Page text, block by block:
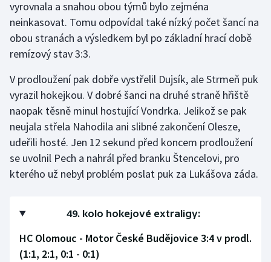
vyrovnala a snahou obou týmů bylo zejména
neinkasovat. Tomu odpovídal také nízký počet šancí na
obou stranách a výsledkem byl po základní hrací době
remízový stav 3:3.
V prodloužení pak dobře vystřelil Dujsík, ale Strmeň puk
vyrazil hokejkou. V dobré šanci na druhé straně hřiště
naopak těsně minul hostující Vondrka. Jelikož se pak
neujala střela Nahodila ani slibné zakončení Olesze,
udeřili hosté. Jen 12 sekund před koncem prodloužení
se uvolnil Pech a nahrál před branku Štencelovi, pro
kterého už nebyl problém poslat puk za Lukášova záda.
49. kolo hokejové extraligy:
HC Olomouc - Motor České Budějovice 3:4 v prodl.
(1:1, 2:1, 0:1 - 0:1)